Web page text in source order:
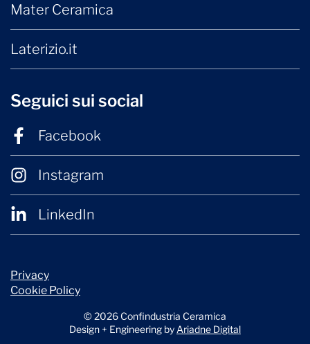
Mater Ceramica
Laterizio.it
Seguici sui social
Facebook
Instagram
LinkedIn
Privacy
Cookie Policy
© 2026 Confindustria Ceramica
Design + Engineering by Ariadne Digital